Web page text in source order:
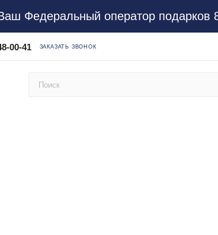
Федеральный оператор подарков
00-41 ЗАКАЗАТЬ ЗВОНОК